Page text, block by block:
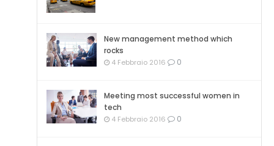
New management method which
rocks
4 Febbraio 2016 0
Meeting most successful women in
tech
4 Febbraio 2016 0